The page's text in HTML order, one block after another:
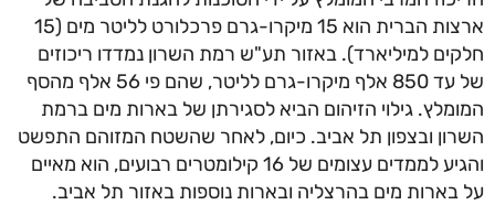
ארצות הברית הוא 15 מיקרו-גרם פרכלורט לליטר מים (15
חלקים למיליארד). באזור תע"ש רמת השרון נמדדו ריכוזים
של עד 850 אלף מיקרו-גרם לליטר, שהם פי 56 אלף מהסף
המומלץ. גילוי הזיהום הביא לסגירתן של בארות מים ברמת
השרון ובצפון תל אביב. כיום, לאחר שהשטח המזוהם התפשט
והגיע לממדים עצומים של 16 קילומטרים רבועים, הוא מאיים
על בארות מים בהרצליה ובארות נוספות באזור תל אביב.